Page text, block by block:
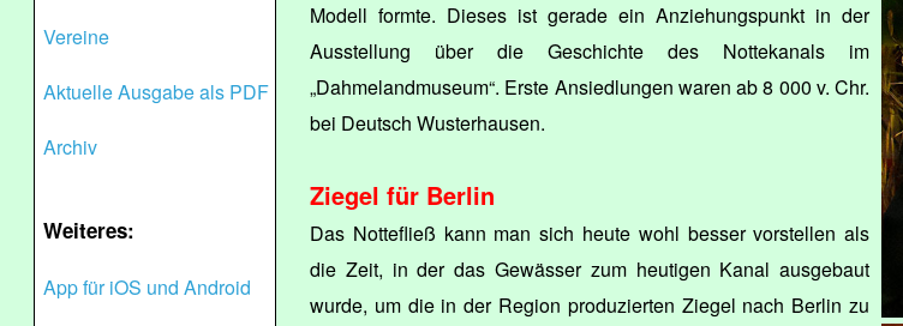
Vereine
Aktuelle Ausgabe als PDF
Archiv
Weiteres:
App für iOS und Android
Modell formte. Dieses ist gerade ein Anziehungspunkt in der
Ausstellung über die Geschichte des Nottekanals im
„Dahmelandmuseum“. Erste Ansiedlungen waren ab 8 000 v. Chr.
bei Deutsch Wusterhausen.
Ziegel für Berlin
Das Nottefließ kann man sich heute wohl besser vorstellen als
die Zeit, in der das Gewässer zum heutigen Kanal ausgebaut
wurde, um die in der Region produzierten Ziegel nach Berlin zu